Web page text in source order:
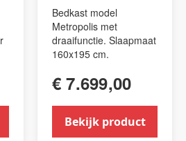
Bedkast model
Metropolis met
draaifunctie. Slaapmaat
160x195 cm.
€ 7.699,00
Bekijk product